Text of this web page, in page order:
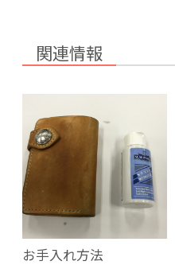
関連情報
お手入れ方法